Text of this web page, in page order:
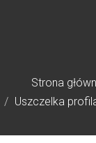
Strona
Uszczelka